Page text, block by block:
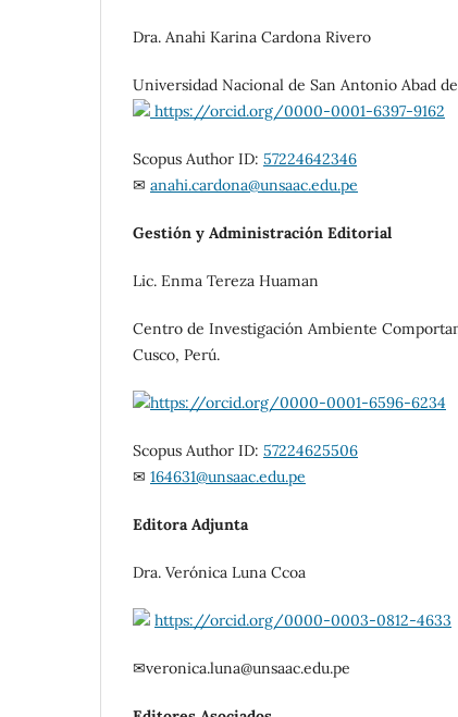
Dra. Anahi Karina Cardona Rivero
Universidad Nacional de San Antonio Abad
https://orcid.org/0000-0001-6397-9162
Scopus Author ID: 57224642346
✉ anahi.cardona@unsaac.edu.pe
Gestión y Administración Editorial
Lic. Enma Tereza Huaman
Centro de Investigación Ambiente
Cusco, Perú.
https://orcid.org/0000-0001-6596-6234
Scopus Author ID: 57224625506
✉ 164631@unsaac.edu.pe
Editora Adjunta
Dra. Verónica Luna Ccoa
https://orcid.org/0000-0003-0812-4633
✉veronica.luna@unsaac.edu.pe